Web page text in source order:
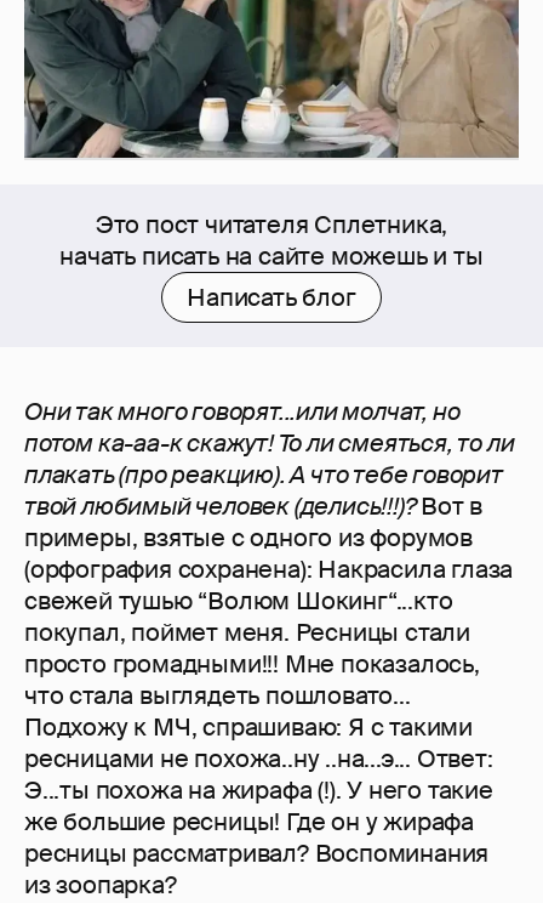
Это пост читателя Сплетника,
начать писать на сайте можешь и ты
Написать блог
Они так много говорят...или молчат, но
потом ка-аа-к скажут! То ли смеяться, то ли
плакать (про реакцию). А что тебе говорит
твой любимый человек (делись!!!)?Вот в
примеры, взятые с одного из форумов
(орфография сохранена): Накрасила глаза
свежей тушью “Волюм Шокинг“...кто
покупал, поймет меня. Ресницы стали
просто громадными!!! Мне показалось,
что стала выглядеть пошловато...
Подхожу к МЧ, спрашиваю: Я с такими
ресницами не похожа..ну ..на...э... Ответ:
Э...ты похожа на жирафа (!). У него такие
же большие ресницы! Где он у жирафа
ресницы рассматривал? Воспоминания
из зоопарка?